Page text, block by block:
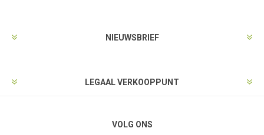
NIEUWSBRIEF
LEGAAL VERKOOPPUNT
VOLG ONS